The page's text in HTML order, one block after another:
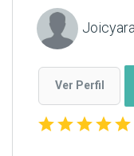
Ver Perfil
starstarstarstarstar